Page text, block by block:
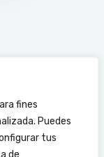
fines
Puedes
tus
de